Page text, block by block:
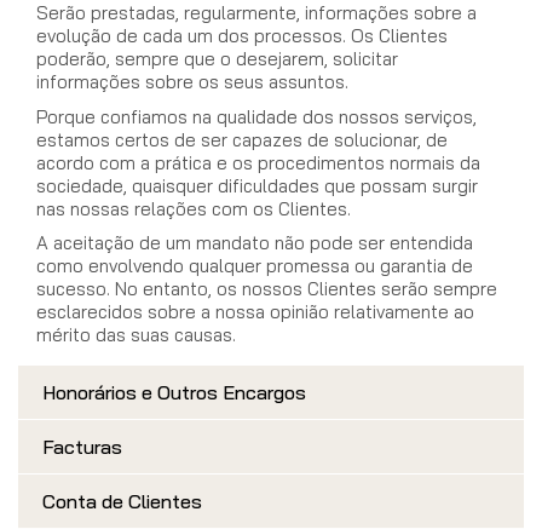
Serão prestadas, regularmente, informações sobre a
evolução de cada um dos processos. Os Clientes
poderão, sempre que o desejarem, solicitar
informações sobre os seus assuntos.
Porque confiamos na qualidade dos nossos serviços,
estamos certos de ser capazes de solucionar, de
acordo com a prática e os procedimentos normais da
sociedade, quaisquer dificuldades que possam surgir
nas nossas relações com os Clientes.
A aceitação de um mandato não pode ser entendida
como envolvendo qualquer promessa ou garantia de
sucesso. No entanto, os nossos Clientes serão sempre
esclarecidos sobre a nossa opinião relativamente ao
mérito das suas causas.
Honorários e Outros Encargos
Facturas
Conta de Clientes